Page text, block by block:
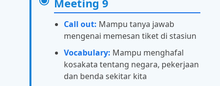
Meeting 9
Call out: Mampu tanya jawab
mengenai memesan tiket di stasiun
Vocabulary: Mampu menghafal
kosakata tentang negara, pekerjaan
dan benda sekitar kita